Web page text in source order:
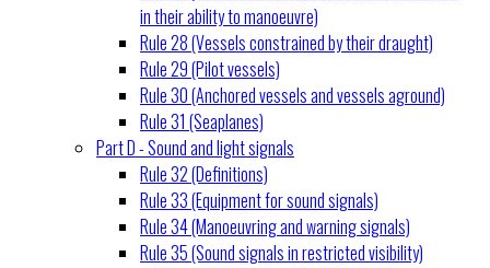
in their ability to manoeuvre)
Rule 28 (Vessels constrained by their draught)
Rule 29 (Pilot vessels)
Rule 30 (Anchored vessels and vessels aground)
Rule 31 (Seaplanes)
Part D - Sound and light signals
Rule 32 (Definitions)
Rule 33 (Equipment for sound signals)
Rule 34 (Manoeuvring and warning signals)
Rule 35 (Sound signals in restricted visibility)